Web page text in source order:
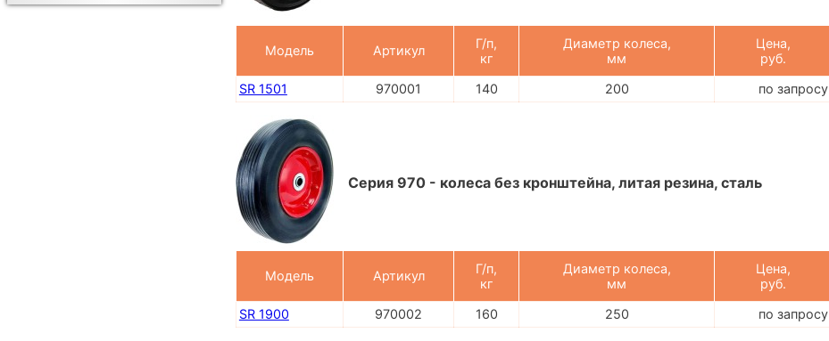
Модель Артикул
Г/п,
кг
Диаметр колеса,
мм
Цена,
руб.
SR 1501 970001 140 200 по запросу
Серия 970 - колеса без кронштейна, литая резина, сталь
Модель Артикул
Г/п,
кг
Диаметр колеса,
мм
Цена,
руб.
SR 1900 970002 160 250 по запросу